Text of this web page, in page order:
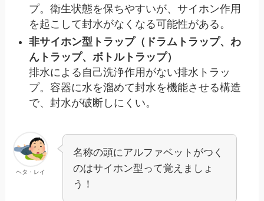
プ。衛生状態を保ちやすいが、サイホン作用
を起こして封水がなくなる可能性がある。
非サイホン型トラップ（ドラムトラップ、わ
んトラップ、ボトルトラップ）
排水による自己洗浄作用がない排水トラッ
プ。容器に水を溜めて封水を機能させる構造
で、封水が破断しにくい。
ヘタ・レイ
名称の頭にアルファベットがつく
のはサイホン型って覚えましょ
う！